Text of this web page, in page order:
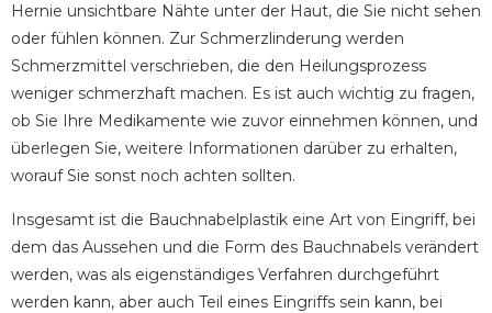
Hernie unsichtbare Nähte unter der Haut, die Sie nicht sehen
oder fühlen können. Zur Schmerzlinderung werden
Schmerzmittel verschrieben, die den Heilungsprozess
weniger schmerzhaft machen. Es ist auch wichtig zu fragen,
ob Sie Ihre Medikamente wie zuvor einnehmen können, und
überlegen Sie, weitere Informationen darüber zu erhalten,
worauf Sie sonst noch achten sollten.
Insgesamt ist die Bauchnabelplastik eine Art von Eingriff, bei
dem das Aussehen und die Form des Bauchnabels verändert
werden, was als eigenständiges Verfahren durchgeführt
werden kann, aber auch Teil eines Eingriffs sein kann, bei